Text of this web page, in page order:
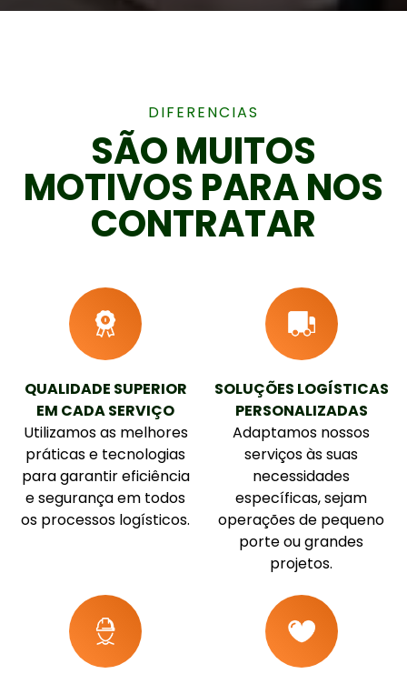
DIFERENCIAS
SÃO MUITOS
MOTIVOS PARA NOS
CONTRATAR
QUALIDADE SUPERIOR
EM CADA SERVIÇO
Utilizamos as melhores
práticas e tecnologias
para garantir eficiência
e segurança em todos
os processos logísticos.
SOLUÇÕES LOGÍSTICAS
PERSONALIZADAS
Adaptamos nossos
serviços às suas
necessidades
específicas, sejam
operações de pequeno
porte ou grandes
projetos.